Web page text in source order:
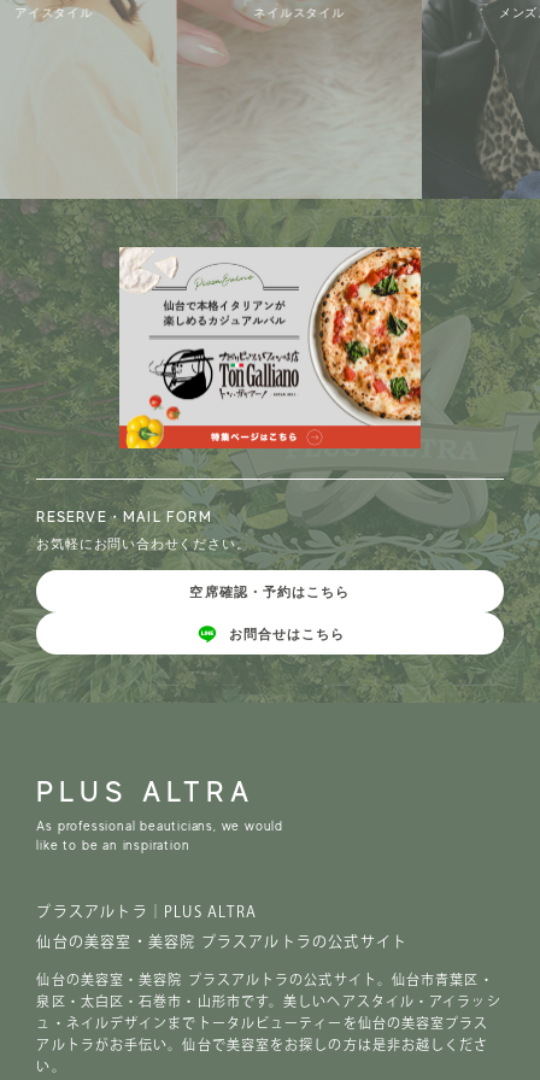
スタイル ネイルスタイル メンズスタ
PLUS ALTRA
As professional beauticians, we would
like to be an inspiration
プラスアルトラ｜PLUS ALTRA
仙台の美容室・美容院 プラスアルトラの公式サイト
仙台の美容室・美容院 プラスアルトラの公式サイト。仙台市青葉区・
泉区・太白区・石巻市・山形市です。美しいヘアスタイル・アイラッシ
ュ・ネイルデザインまでトータルビューティーを仙台の美容室プラス
アルトラがお手伝い。仙台で美容室をお探しの方は是非お越しくださ
い。
RESERVE・MAIL FORM
お気軽にお問い合わせください。
空席確認・予約はこちら
お問合せはこちら